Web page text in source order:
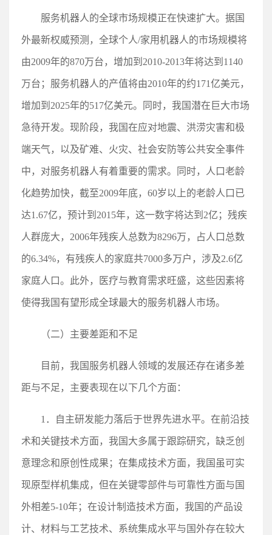
服务机器人的全球市场规模正在快速扩大。据国
外最新权威预测，全球个人/家用机器人的市场规模将
由2009年的870万台，增加到2010-2013年将达到1140
万台；服务机器人的产值将由2010年的约171亿美元，
增加到2025年的517亿美元。同时，我国潜在巨大市场
急待开发。现阶段，我国在应对地震、洪涝灾害和极
端天气，以及矿难、火灾、社会安防等公共安全事件
中，对服务机器人有着重要的需求。同时，人口老龄
化趋势加快，截至2009年底，60岁以上的老龄人口已
达1.67亿，预计到2015年，这一数字将达到2亿；残疾
人群庞大，2006年残疾人总数为8296万，占人口总数
的6.34%，有残疾人的家庭共7000多万户，涉及2.6亿
家庭人口。此外，医疗与教育需求旺盛，这些因素将
使得我国有望形成全球最大的服务机器人市场。
（二）主要差距和不足
目前，我国服务机器人领域的发展还存在诸多差
距与不足，主要表现在以下几个方面：
1．自主研发能力落后于世界先进水平。在前沿技
术和关键技术方面，我国大多属于跟踪研究，缺乏创
意理念和原创性成果；在集成技术方面，我国虽可实
现原型样机集成，但在关键零部件与可靠性方面与国
外相差5-10年；在设计制造技术方面，我国的产品设
计、材料与工艺技术、系统集成水平与国外存在较大